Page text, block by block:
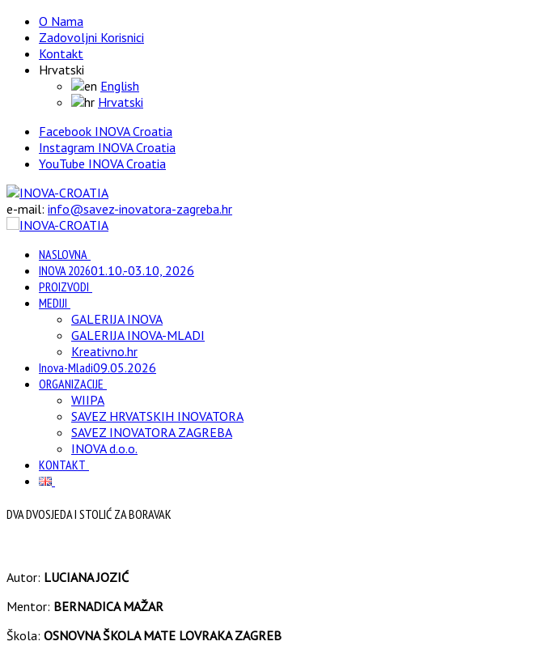
O Nama
Zadovoljni Korisnici
Kontakt
Hrvatski
English
Hrvatski
Facebook INOVA Croatia
Instagram INOVA Croatia
YouTube INOVA Croatia
e-mail: info@savez-inovatora-zagreba.hr
NASLOVNA
INOVA 202601.10.-03.10, 2026
PROIZVODI
MEDIJI
GALERIJA INOVA
GALERIJA INOVA-MLADI
Kreativno.hr
Inova-Mladi09.05.2026
ORGANIZACIJE
WIIPA
SAVEZ HRVATSKIH INOVATORA
SAVEZ INOVATORA ZAGREBA
INOVA d.o.o.
KONTAKT
DVA DVOSJEDA I STOLIĆ ZA BORAVAK
Autor: LUCIANA JOZIĆ
Mentor: BERNADICA MAŽAR
Škola: OSNOVNA ŠKOLA MATE LOVRAKA ZAGREB